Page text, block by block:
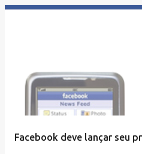
Facebook deve lançar seu